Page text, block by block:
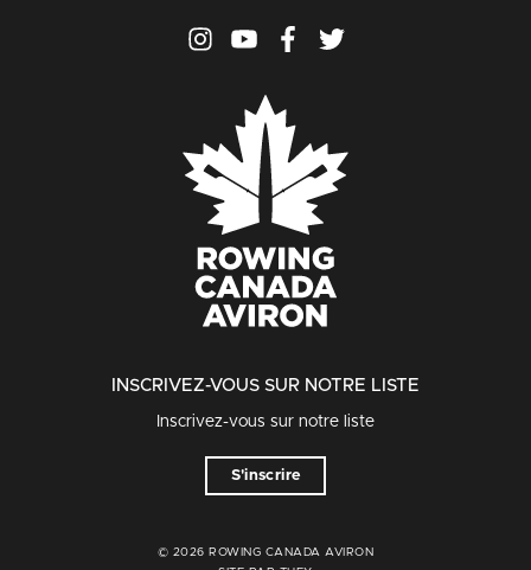
INSCRIVEZ-VOUS SUR NOTRE LISTE
Inscrivez-vous sur notre liste
S'inscrire
© 2026 ROWING CANADA AVIRON